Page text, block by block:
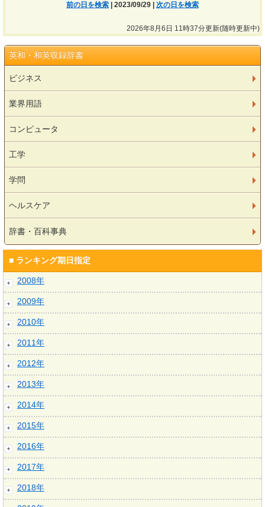
前の日を検索 | 2023/09/29 | 次の日を検索
2026年8月6日 11時37分更新(随時更新中)
英和・和英収録辞書
ビジネス
業界用語
コンピュータ
工学
学問
ヘルスケア
辞書・百科事典
■ ランキング期日指定
2008年
2009年
2010年
2011年
2012年
2013年
2014年
2015年
2016年
2017年
2018年